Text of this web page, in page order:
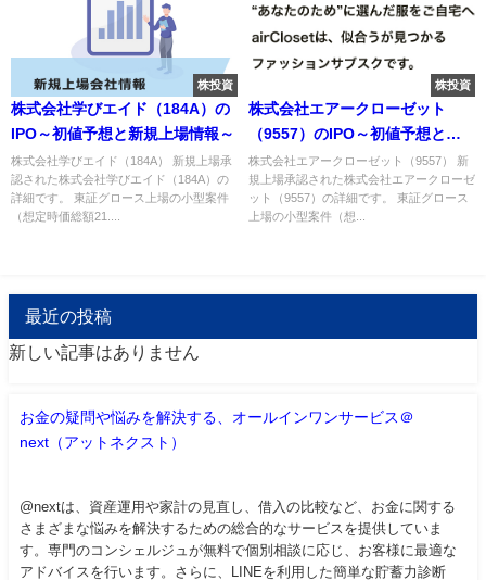
株投資
株式会社学びエイド（184A）の
IPO～初値予想と新規上場情報～
株式会社学びエイド（184A） 新規上場承
認された株式会社学びエイド（184A）の
詳細です。 東証グロース上場の小型案件
（想定時価総額21....
株投資
株式会社エアークローゼット
（9557）のIPO～初値予想と新
規上場情報～
株式会社エアークローゼット（9557） 新
規上場承認された株式会社エアークローゼ
ット（9557）の詳細です。 東証グロース
上場の小型案件（想...
最近の投稿
新しい記事はありません
お金の疑問や悩みを解決する、オールインワンサービス＠
next（アットネクスト）
@nextは、資産運用や家計の見直し、借入の比較など、お金に関する
さまざまな悩みを解決するための総合的なサービスを提供していま
す。専門のコンシェルジュが無料で個別相談に応じ、お客様に最適な
アドバイスを行います。さらに、LINEを利用した簡単な貯蓄力診断